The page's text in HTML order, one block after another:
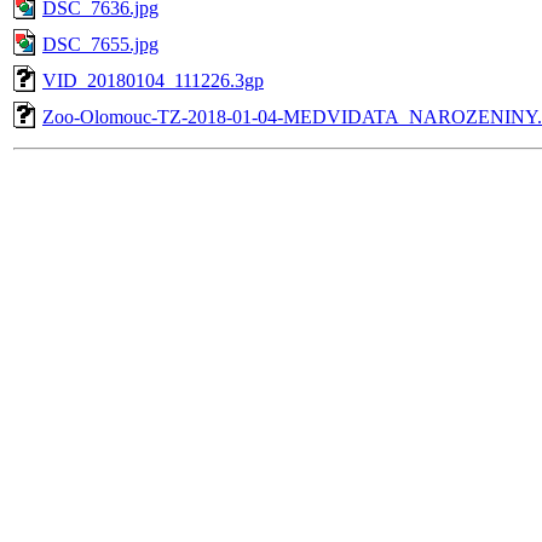
DSC_7636.jpg
DSC_7655.jpg
VID_20180104_111226.3gp
Zoo-Olomouc-TZ-2018-01-04-